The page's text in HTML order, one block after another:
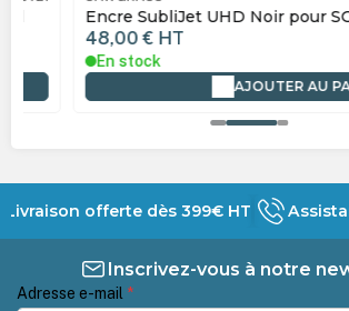
Encre SubliJet UHD Noir pour SG500/
48,00 €HT
En stock
AJOUTER AU PANIER
Livraison offerte dès 399€ HT
Inscrivez-vous à notre
Adresse e-mail *